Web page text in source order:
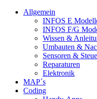
Allgemein
INFOS E
INFOS F/G
Wissen &
Umbauten &
Sensoren &
Reparaturen
Elektronik
MAP´s
Coding